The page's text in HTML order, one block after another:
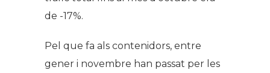
de -17%.
Pel que fa als contenidors, entre
gener i novembre han passat per les